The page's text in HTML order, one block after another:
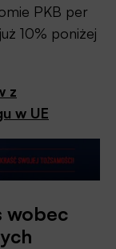
PKB per
10% poniżej
z
w UE
wobec